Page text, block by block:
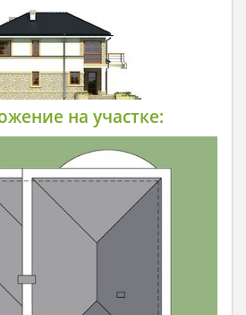
на участке: